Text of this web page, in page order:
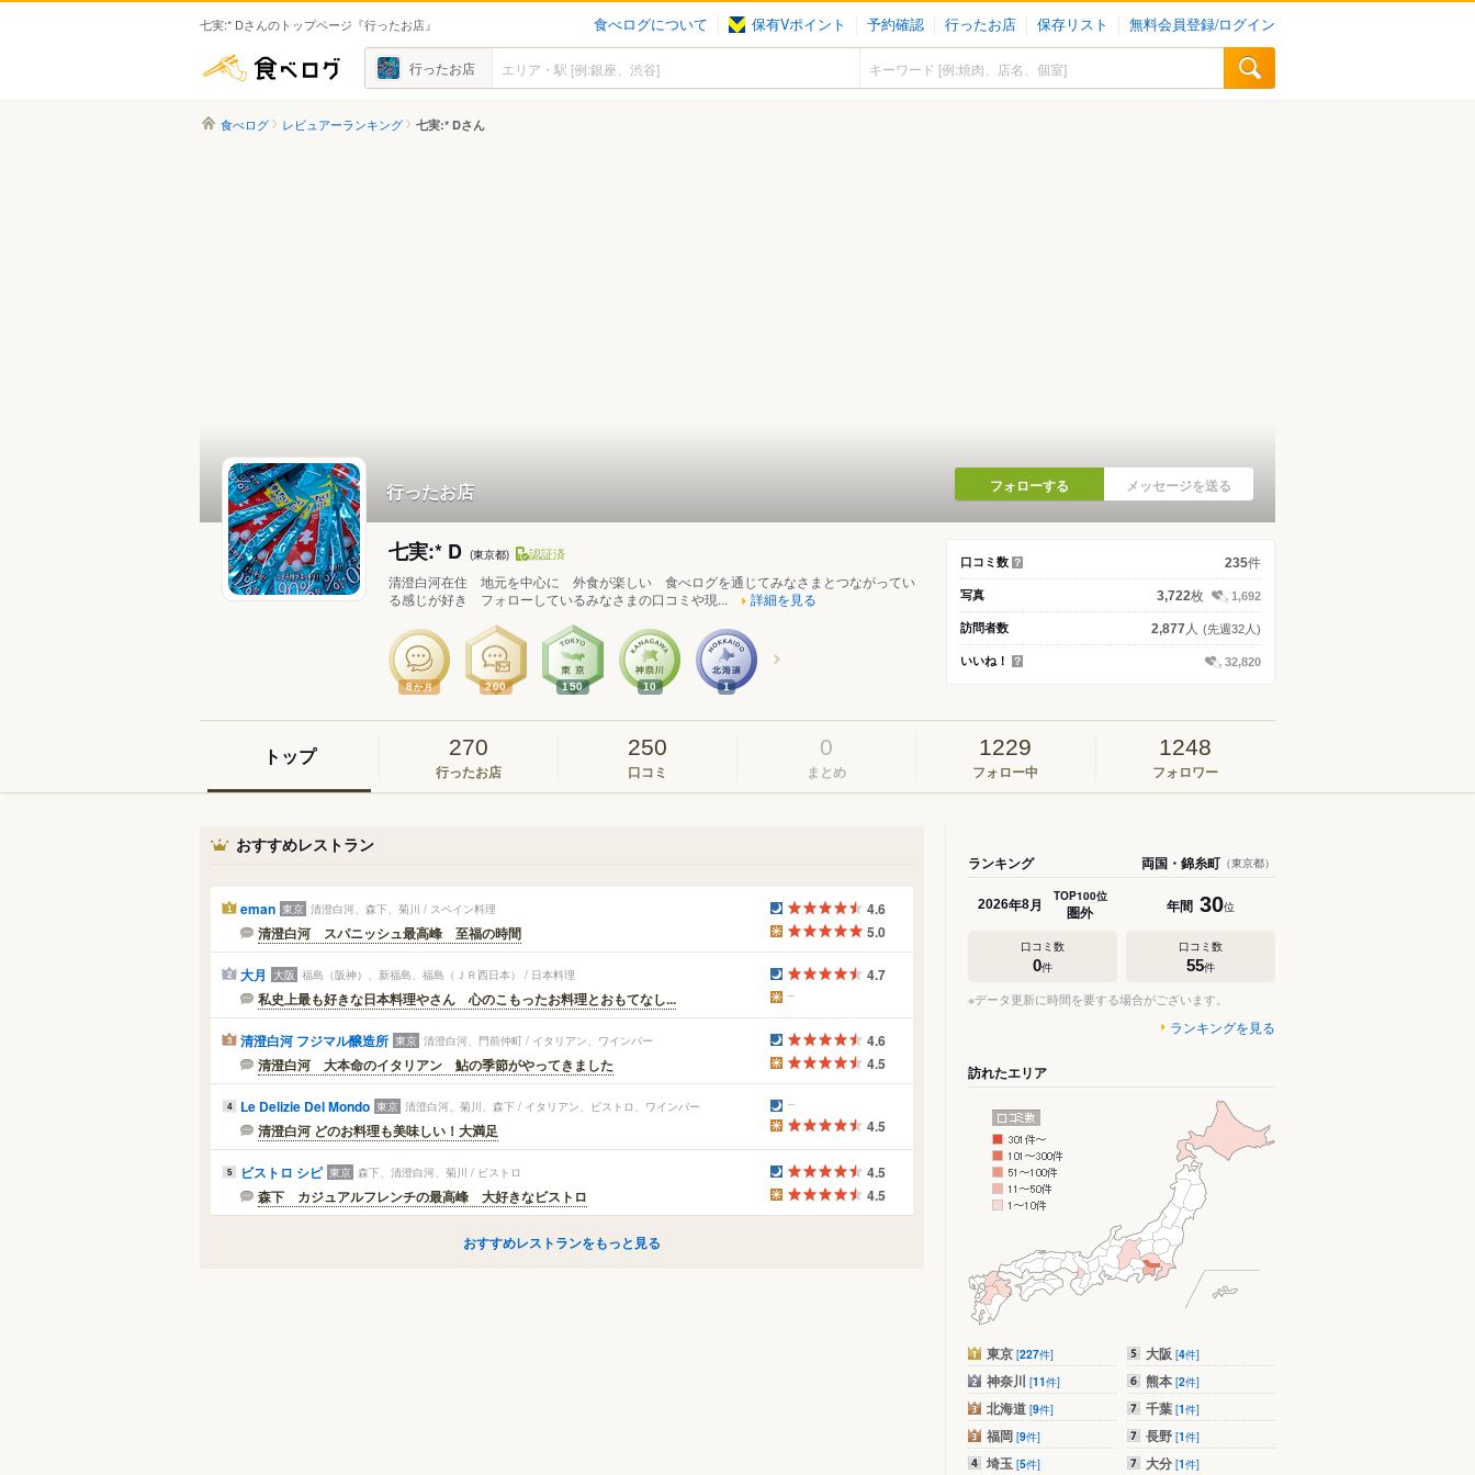
七実:* Dさんのトップページ『行ったお店』 食べログについて 保有Vポイント 予約確認 行ったお店 保存リスト 無料会員登録/ログイン
食べログ 行ったお店
食べログ レビュアーランキング 七実:* Dさん
行ったお店 フォローする メッセージを送る
七実:* D (東京都) 認証済
清澄白河在住 地元を中心に 外食が楽しい 食べログを通じてみなさまとつながってい
る感じが好き フォローしているみなさまの口コミや現...
詳細を見る
8か月 200 150 10 1
口コミ数 ？ 235件
写真 3,722枚 1,692
訪問者数 2,877人 (先週32人)
いいね！ ？ 32,820
トップ 270
行ったお店
250
口コミ
0
まとめ
1229
フォロー中
1248
フォロワー
おすすめレストラン
1 eman 東京 清澄白河、森下、菊川 / スペイン料理
清澄白河 スパニッシュ最高峰 至福の時間
4.6
5.0
2 大月 大阪 福島（阪神）、新福島、福島（ＪＲ西日本） / 日本料理
私史上最も好きな日本料理やさん 心のこもったお料理とおもてなし...
4.7
3 清澄白河 フジマル醸造所 東京 清澄白河、門前仲町 / イタリアン、ワインバー
清澄白河 大本命のイタリアン 鮎の季節がやってきました
4.6
4.5
4 Le Delizie Del Mondo 東京 清澄白河、菊川、森下 / イタリアン、ビストロ、ワインバー
清澄白河 どのお料理も美味しい！大満足 4.5
5 ビストロ シピ 東京 森下、清澄白河、菊川 / ビストロ
森下 カジュアルフレンチの最高峰 大好きなビストロ
4.5
4.5
おすすめレストランをもっと見る
ランキング 両国・錦糸町 （東京都）
2026年8月 TOP100位
圏外
口コミ数
0件
年間 30位
口コミ数
55件
※データ更新に時間を要する場合がございます。
ランキングを見る
訪れたエリア
東京 [227件]
神奈川 [11件]
北海道 [9件]
福岡 [9件]
埼玉 [5件]
大阪 [4件]
熊本 [2件]
千葉 [1件]
長野 [1件]
大分 [1件]